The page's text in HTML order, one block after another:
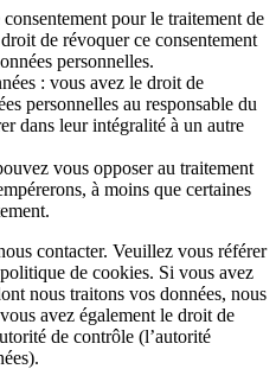
pour le traitement de
de révoquer ce consentement
personnelles.
: vous avez le droit de
personnelles au responsable du
dans leur intégralité à un autre
vous opposer au traitement
à moins que certaines
contacter. Veuillez vous référer
de cookies. Si vous avez
nous traitons vos données, nous
avez également le droit de
de contrôle (l’autorité